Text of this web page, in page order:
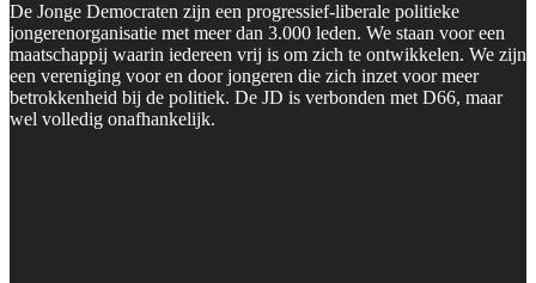
De Jonge Democraten zijn een progressief-liberale politieke
jongerenorganisatie met meer dan 3.000 leden. We staan voor een
maatschappij waarin iedereen vrij is om zich te ontwikkelen. We zijn
een vereniging voor en door jongeren die zich inzet voor meer
betrokkenheid bij de politiek. De JD is verbonden met D66, maar
wel volledig onafhankelijk.